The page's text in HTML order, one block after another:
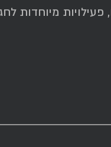
מיוחדות